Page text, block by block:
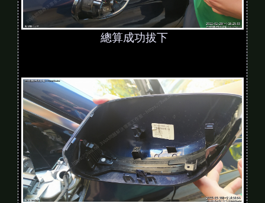
總算成功拔下